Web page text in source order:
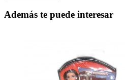
Además te puede interesar